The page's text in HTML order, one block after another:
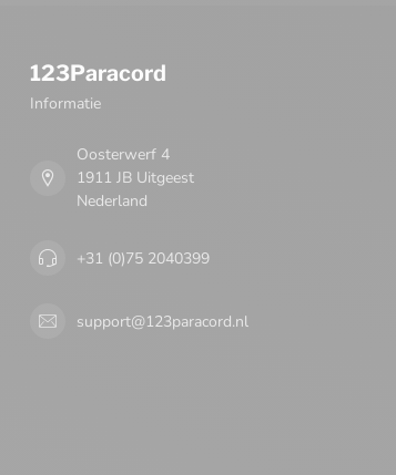
123Paracord
Informatie
Oosterwerf 4
1911 JB Uitgeest
Nederland
+31 (0)75 2040399
support@123paracord.nl